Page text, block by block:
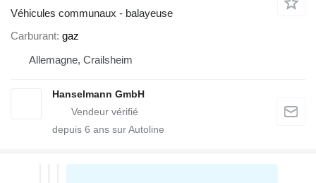
Véhicules communaux - balayeuse
Carburant gaz
Allemagne, Crailsheim
Hanselmann GmbH
depuis 6 ans sur Autoline